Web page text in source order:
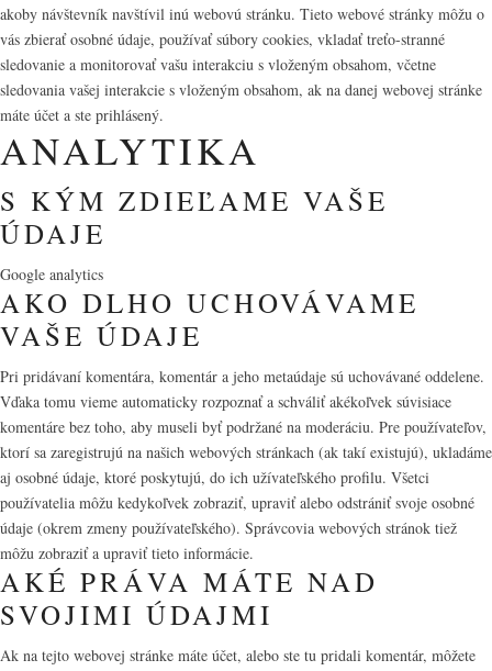
akoby návštevník navštívil inú webovú stránku. Tieto webové stránky môžu o
vás zbierať osobné údaje, používať súbory cookies, vkladať treťo-stranné
sledovanie a monitorovať vašu interakciu s vloženým obsahom, včetne
sledovania vašej interakcie s vloženým obsahom, ak na danej webovej stránke
máte účet a ste prihlásený.
ANALYTIKA
S KÝM ZDIEĽAME VAŠE
ÚDAJE
Google analytics
AKO DLHO UCHOVÁVAME
VAŠE ÚDAJE
Pri pridávaní komentára, komentár a jeho metaúdaje sú uchovávané oddelene.
Vďaka tomu vieme automaticky rozpoznať a schváliť akékoľvek súvisiace
komentáre bez toho, aby museli byť podržané na moderáciu. Pre používateľov,
ktorí sa zaregistrujú na našich webových stránkach (ak takí existujú), ukladáme
aj osobné údaje, ktoré poskytujú, do ich užívateľského profilu. Všetci
používatelia môžu kedykoľvek zobraziť, upraviť alebo odstrániť svoje osobné
údaje (okrem zmeny používateľského). Správcovia webových stránok tiež
môžu zobraziť a upraviť tieto informácie.
AKÉ PRÁVA MÁTE NAD
SVOJIMI ÚDAJMI
Ak na tejto webovej stránke máte účet, alebo ste tu pridali komentár, môžete